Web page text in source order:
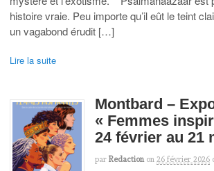
histoire vraie. Peu importe qu’il eût le teint
un vagabond érudit […]
Lire la suite
Montbard –
« Femmes
24 février au 21
par Redaction on 26 février 2026